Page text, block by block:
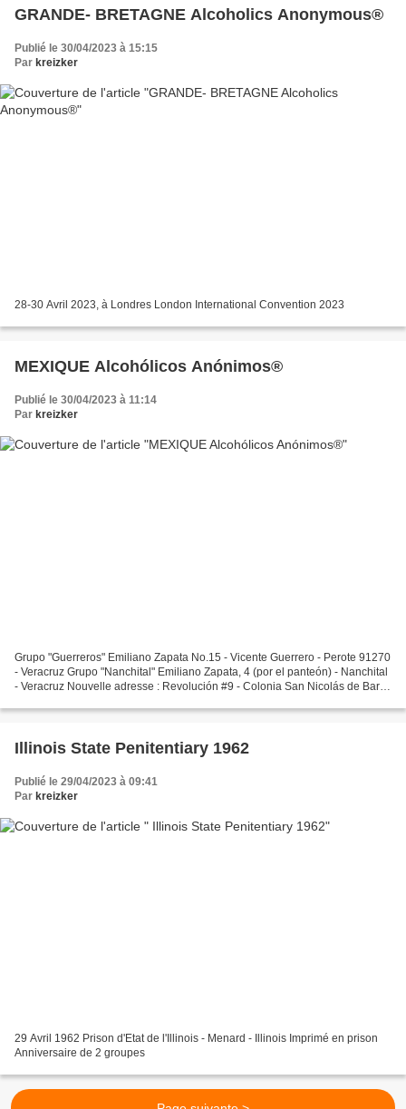
GRANDE- BRETAGNE Alcoholics Anonymous®
Publié le 30/04/2023 à 15:15
Par kreizker
28-30 Avril 2023, à Londres London International Convention 2023
MEXIQUE Alcohólicos Anónimos®
Publié le 30/04/2023 à 11:14
Par kreizker
Grupo "Guerreros" Emiliano Zapata No.15 - Vicente Guerrero - Perote 91270
- Veracruz Grupo "Nanchital" Emiliano Zapata, 4 (por el panteón) - Nanchital
- Veracruz Nouvelle adresse : Revolución #9 - Colonia San Nicolás de Bari -
Illinois State Penitentiary 1962
Publié le 29/04/2023 à 09:41
Par kreizker
29 Avril 1962 Prison d'Etat de l'Illinois - Menard - Illinois Imprimé en prison
Anniversaire de 2 groupes